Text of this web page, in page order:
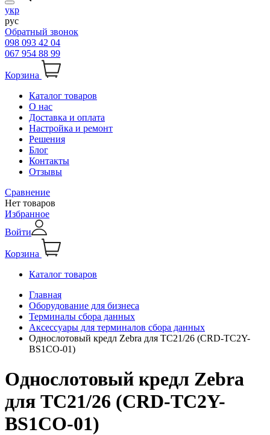
укр
рус
Обратный звонок
098 093 42 04
067 954 88 99
Корзина
Каталог товаров
О нас
Доставка и оплата
Настройка и ремонт
Решения
Блог
Контакты
Отзывы
Сравнение
Нет товаров
Избранное
Войти
Корзина
Каталог товаров
Главная
Оборудование для бизнеса
Терминалы сбора данных
Аксессуары для терминалов сбора данных
Однослотовый кредл Zebra для TC21/26 (CRD-TC2Y-
BS1CO-01)
Однослотовый кредл Zebra
для TC21/26 (CRD-TC2Y-
BS1CO-01)